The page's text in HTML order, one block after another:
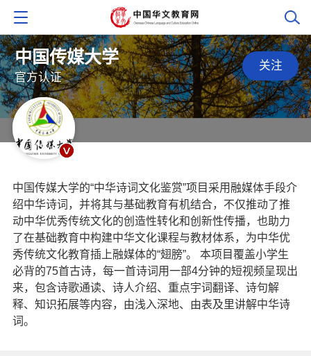
中国传媒大学
官方认证
中国传媒大学的“中华诗词文化鉴赏”项目采用融媒体手段介
绍中华诗词，并将其与基础教育有机结合，不仅推动了推
动中华优秀传统文化的创造性转化和创新性传播，也助力
了在基础教育中构建中华文化课程与教材体系，为中华优
秀传统文化教育插上融媒体的“翅膀”。 本项目覆盖小学生
必背的75首古诗，每一首诗词用一部4分钟的短视频呈现出
来，包含诗歌通读、诗人介绍、重点宇词翻译、诗句解
释、知识拓展等内容，由浅入深地、由表及里讲解中华诗
词。
关注